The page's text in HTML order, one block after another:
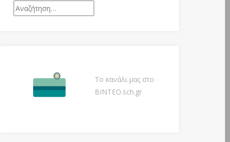
Αναζήτηση
για:
Το κανάλι μας στο
ΒΙΝΤΕΟ.sch.gr